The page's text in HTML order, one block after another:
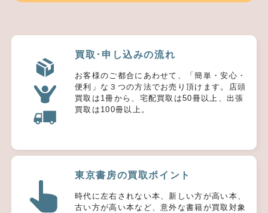
買取･申し込みの流れ
お客様のご都合にあわせて、「簡単・安心・
便利」な３つの方法でお売り頂けます。店頭
買取は1冊から、宅配買取は50冊以上、出張
買取は100冊以上。
東京書房の買取ポイント
時代に左右されない本、新しい方が高い本、
古い方が高い本など、意外な書籍が買取対象